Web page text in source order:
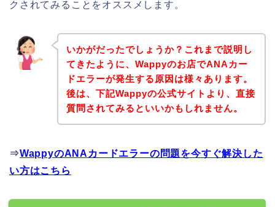
クされてみることをオススメします。
いかがだったでしょうか？これまで説明し
てきたように、Wappyのお店でANAカー
ドエラーが発生する原因は様々あります。
後は、下記Wappyの公式サイトより、直接
質問されてみるといいかもしれません。
⇒WappyのANAカードエラーの問題を今すぐ解決した
い方はこちら